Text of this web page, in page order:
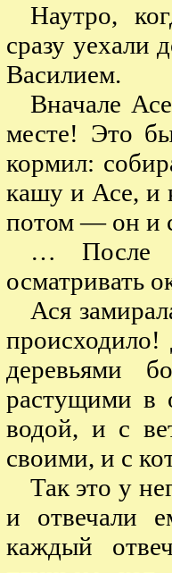
Наутро,
сразу уехали
Василием.
Вначале
месте! Это
кормил:
кашу и Асе, и
потом — он и
… После
осматривать
Ася
деревьями
растущими в
водой, и с
своими, и с
Так это у
и отвечали
каждый